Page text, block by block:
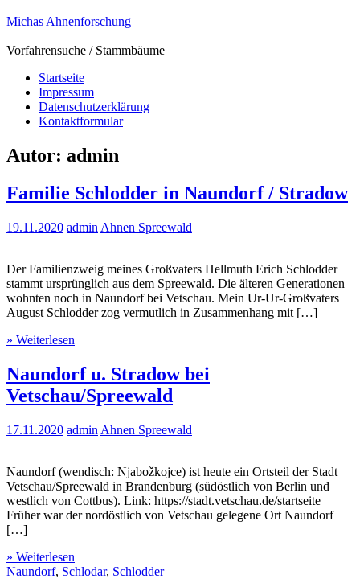
Zum
springen
Michas Ahnenforschung
Vorfahrensuche / Stammbäume
Startseite
Impressum
Datenschutzerklärung
Kontaktformular
Autor: admin
Familie Schlodder in Naundorf / Stradow
19.11.2020 admin Ahnen Spreewald
Der Familienzweig meines Großvaters Hellmuth Erich Schlodder
stammt ursprünglich aus dem Spreewald. Die älteren Generationen
wohnten noch in Naundorf bei Vetschau. Mein Ur-Ur-Großvaters
August Schlodder zog vermutlich in Zusammenhang mit […]
» Weiterlesen
Naundorf u. Stradow bei
Vetschau/Spreewald
17.11.2020 admin Ahnen Spreewald
Naundorf (wendisch: Njabožkojce) ist heute ein Ortsteil der Stadt
Vetschau/Spreewald in Brandenburg (südöstlich von Berlin und
westlich von Cottbus). Link: https://stadt.vetschau.de/startseite
Früher war der nordöstlich von Vetschau gelegene Ort Naundorf
[…]
» Weiterlesen
Naundorf, Schlodar, Schlodder